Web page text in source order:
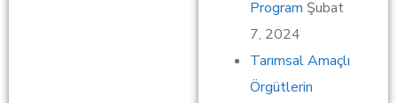
Program Şubat
7, 2024
Tarımsal Amaçlı
Örgütlerin